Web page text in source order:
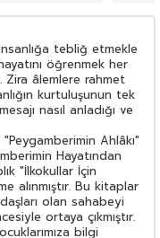
tebliğ etmekle
öğrenmek her
âlemlere rahmet
kurtuluşunun tek
nasıl anladığı ve
Ahlâkı"
Hayatından
"İlkokullar İçin
alınmıştır. Bu kitaplar
olan sahabeyi
ortaya çıkmıştır.
bilgi